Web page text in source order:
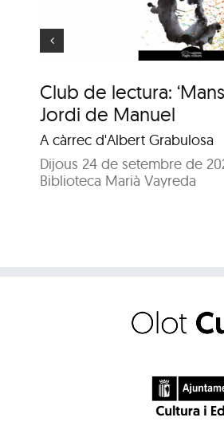
Club de lectura:
Jordi de Manuel
A càrrec d'Albert Grabulosa
Dijous 24 de setembre de
Biblioteca Marià Vayreda